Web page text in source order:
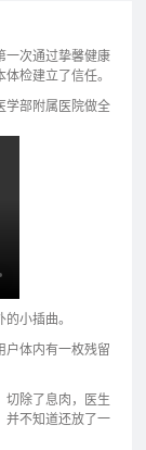
一次通过挚馨健康
检建立了信任。
学部附属医院做全
小插曲。
体内有一枚残留
切除了息肉，医生
并不知道还放了一